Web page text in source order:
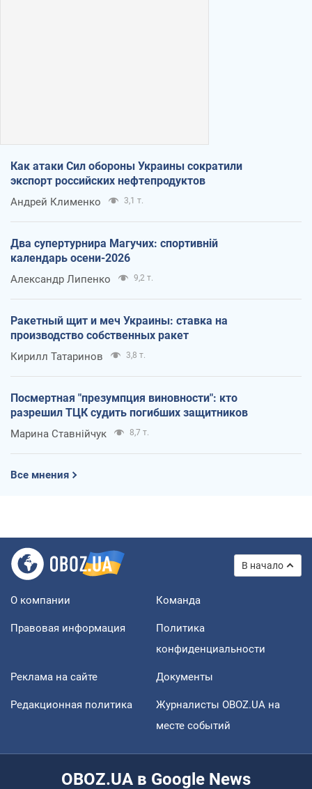
Как атаки Сил обороны Украины сократили
экспорт российских нефтепродуктов
Андрей Клименко 3,1 т.
Два супертурнира Магучих: спортивній
календарь осени-2026
Александр Липенко 9,2 т.
Ракетный щит и меч Украины: ставка на
производство собственных ракет
Кирилл Татаринов 3,8 т.
Посмертная "презумпция виновности": кто
разрешил ТЦК судить погибших защитников
Марина Ставнійчук 8,7 т.
Все мнения
В начало
О компании Команда
Правовая информация
Политика
конфиденциальности
Реклама на сайте Документы
Редакционная политика
Журналисты OBOZ.UA на
месте событий
OBOZ.UA в Google News